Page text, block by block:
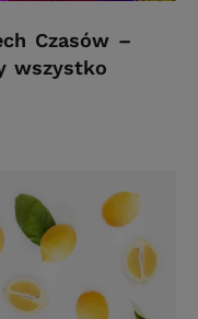
Czasów –
wszystko